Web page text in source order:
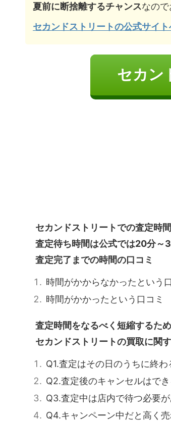
夏前に断捨離するチャンスなので
セカンドストリートの公式サイト
セカン
セカンドストリートでの査定時
査定待ち時間は公式では20分～
査定完了までの時間の口コミ
時間がかからなかったという
時間がかかったという口コミ
査定時間をなるべく短縮するた
セカンドストリートの買取に関
Q1.査定はその日のうちに終わ
Q2.査定後のキャンセルはでき
Q3.査定中は店内で待つ必要が
Q4.キャンペーン中だと高く売